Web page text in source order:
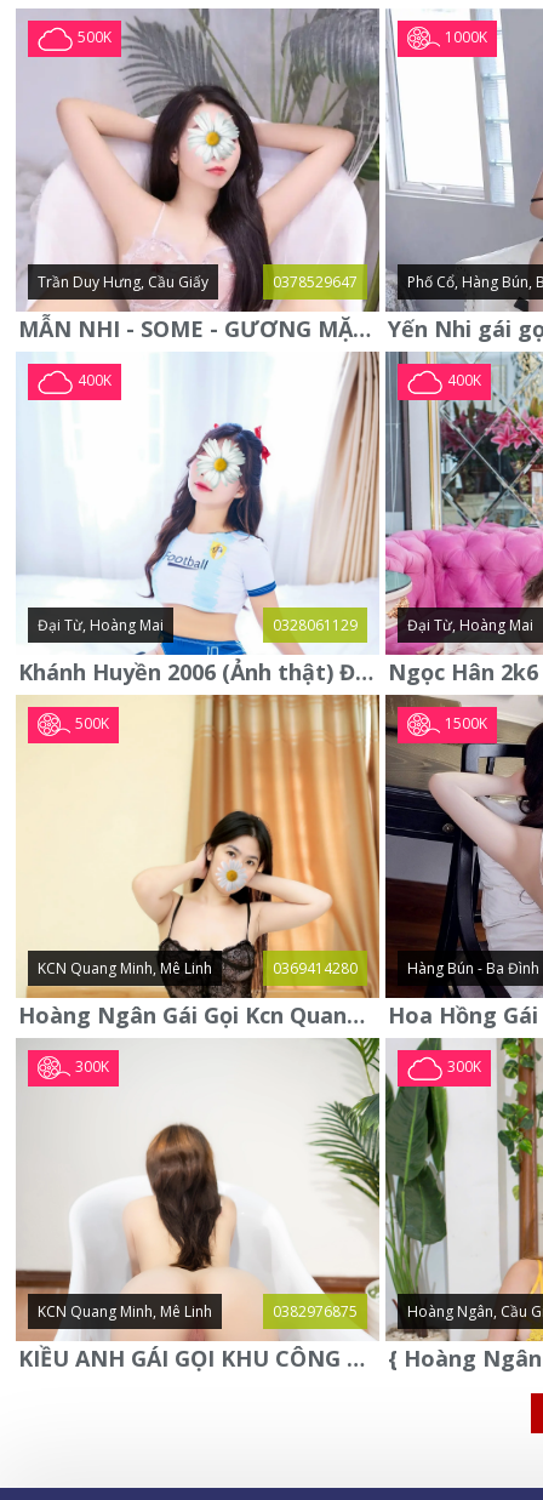
500K
Trần Duy Hưng, Cầu Giấy 0378529647
MẪN NHI - SOME - GƯƠNG MẶT XINH XẮN -CỰC CHIỀU KHÁCH
1000K
Phố Cổ, Hàng Bún,
400K
Đại Từ, Hoàng Mai 0328061129
Khánh Huyền 2006 (Ảnh thật) Đại từ - Hoàng Mai
400K
Đại Từ, Hoàng Mai
500K
KCN Quang Minh, Mê Linh 0369414280
Hoàng Ngân Gái Gọi Kcn Quang Minh - Mê Linh . Hàng Vip Lần Đầu
1500K
Hàng Bún - Ba Đình
300K
KCN Quang Minh, Mê Linh 0382976875
KIỀU ANH GÁI GỌI KHU CÔNG NGHIỆP QUANG MINH - MÊ LINH
300K
Hoàng Ngân, Cầu